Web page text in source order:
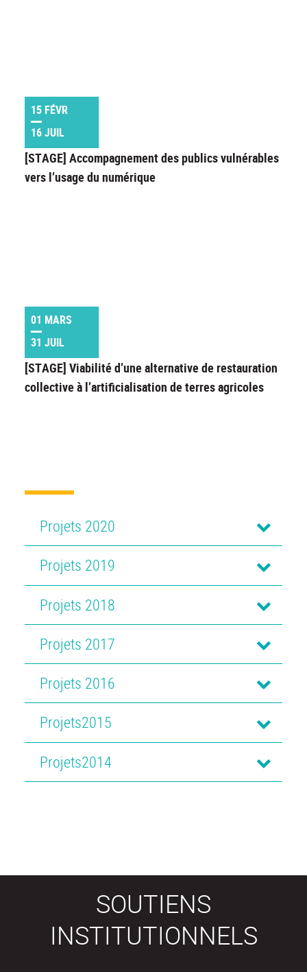
15 FÉVR
16 JUIL
[STAGE] Accompagnement des publics vulnérables
vers l’usage du numérique
01 MARS
31 JUIL
[STAGE] Viabilité d’une alternative de restauration
collective à l’artificialisation de terres agricoles
Projets 2020
Projets 2019
Projets 2018
Projets 2017
Projets 2016
Projets2015
Projets2014
SOUTIENS
INSTITUTIONNELS